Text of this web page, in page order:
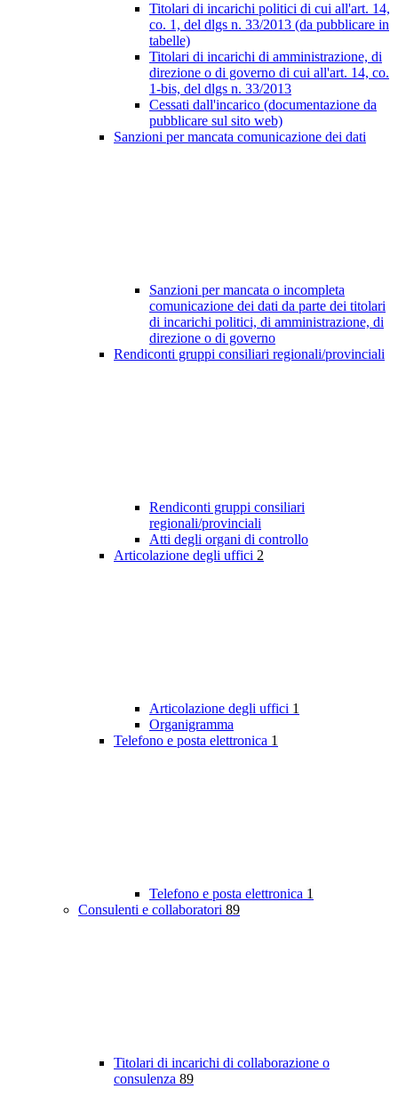
Titolari di incarichi politici di cui all'art. 14,
co. 1, del dlgs n. 33/2013 (da pubblicare in
tabelle)
Titolari di incarichi di amministrazione, di
direzione o di governo di cui all'art. 14, co.
1-bis, del dlgs n. 33/2013
Cessati dall'incarico (documentazione da
pubblicare sul sito web)
Sanzioni per mancata comunicazione dei dati
Sanzioni per mancata o incompleta
comunicazione dei dati da parte dei titolari
di incarichi politici, di amministrazione, di
direzione o di governo
Rendiconti gruppi consiliari regionali/provinciali
Rendiconti gruppi consiliari
regionali/provinciali
Atti degli organi di controllo
Articolazione degli uffici 2
Articolazione degli uffici 1
Organigramma
Telefono e posta elettronica 1
Telefono e posta elettronica 1
Consulenti e collaboratori 89
Titolari di incarichi di collaborazione o
consulenza 89